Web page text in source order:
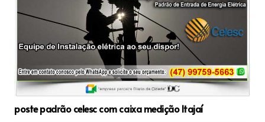
poste padrão celesc com caixa medição Itajaí